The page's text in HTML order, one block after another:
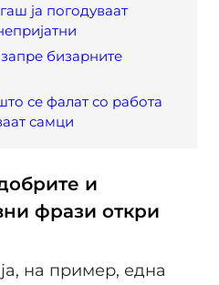
ја погодуваат
бизарните
се фалат со работа
самци
и
фрази откри
на пример, една